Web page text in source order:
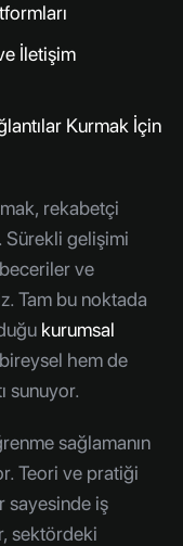
İletişim
Kurmak İçin
rekabetçi
Sürekli gelişimi
ve
Tam bu noktada
kurumsal
bireysel hem de
sunuyor.
sağlamanın
Teori ve pratiği
sayesinde iş
sektördeki